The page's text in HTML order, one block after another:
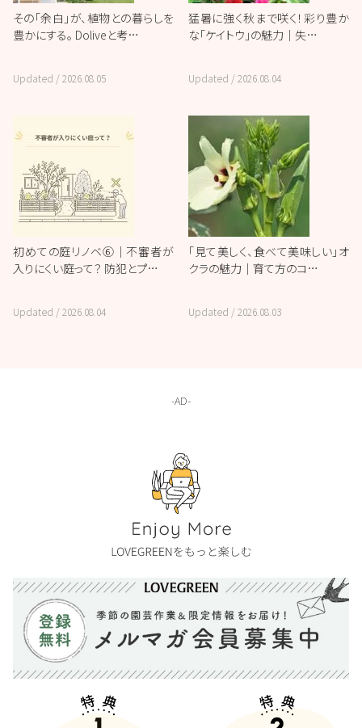
その「余白」が、植物との暮らしを
豊かにする。 Doliveと考…
Updated /2026.08.05
猛暑に強く秋まで咲く！彩り豊か
な「ケイトウ」の魅力｜失…
Updated /2026.08.04
初めての庭リノベ⑥｜不審者が
入りにくい庭って？ 防犯とプ…
Updated /2026.08.04
「見て美しく、食べて美味しい」オ
クラの魅力｜育て方のコ…
Updated /2026.08.03